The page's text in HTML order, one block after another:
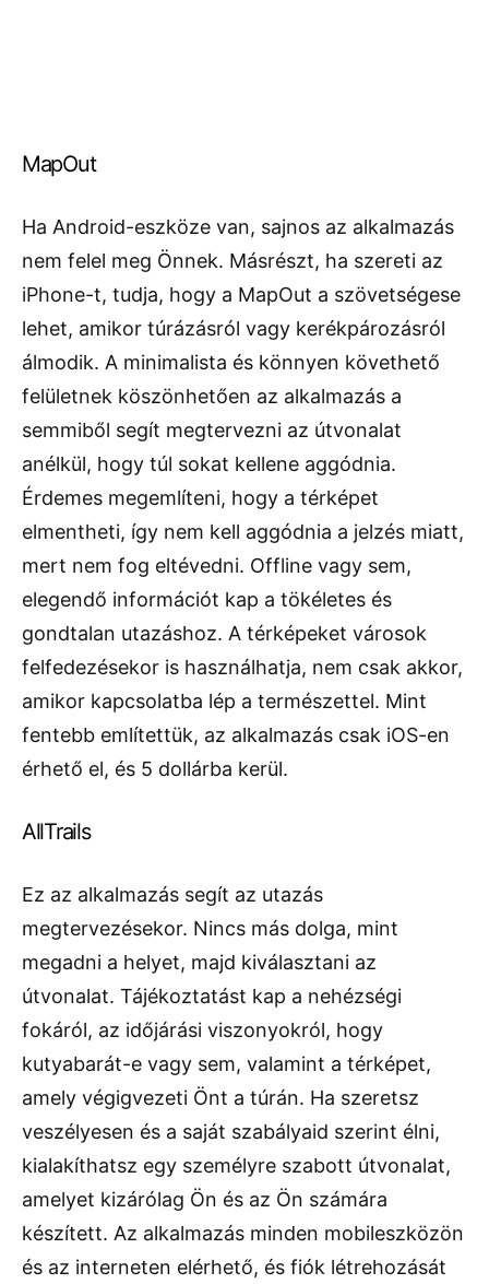
MapOut
Ha Android-eszköze van, sajnos az alkalmazás
nem felel meg Önnek. Másrészt, ha szereti az
iPhone-t, tudja, hogy a MapOut a szövetségese
lehet, amikor túrázásról vagy kerékpározásról
álmodik. A minimalista és könnyen követhető
felületnek köszönhetően az alkalmazás a
semmiből segít megtervezni az útvonalat
anélkül, hogy túl sokat kellene aggódnia.
Érdemes megemlíteni, hogy a térképet
elmentheti, így nem kell aggódnia a jelzés miatt,
mert nem fog eltévedni. Offline vagy sem,
elegendő információt kap a tökéletes és
gondtalan utazáshoz. A térképeket városok
felfedezésekor is használhatja, nem csak akkor,
amikor kapcsolatba lép a természettel. Mint
fentebb említettük, az alkalmazás csak iOS-en
érhető el, és 5 dollárba kerül.
AllTrails
Ez az alkalmazás segít az utazás
megtervezésekor. Nincs más dolga, mint
megadni a helyet, majd kiválasztani az
útvonalat. Tájékoztatást kap a nehézségi
fokáról, az időjárási viszonyokról, hogy
kutyabarát-e vagy sem, valamint a térképet,
amely végigvezeti Önt a túrán. Ha szeretsz
veszélyesen és a saját szabályaid szerint élni,
kialakíthatsz egy személyre szabott útvonalat,
amelyet kizárólag Ön és az Ön számára
készített. Az alkalmazás minden mobileszközön
és az interneten elérhető, és fiók létrehozását